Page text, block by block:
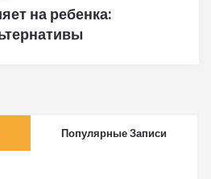
на ребенка:
Популярные Записи